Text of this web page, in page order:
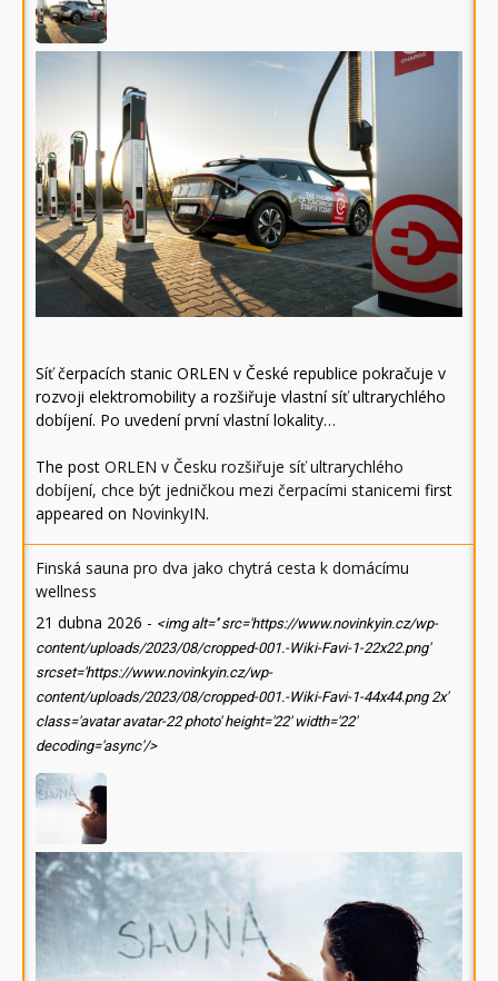
Síť čerpacích stanic ORLEN v České republice pokračuje v
rozvoji elektromobility a rozšiřuje vlastní síť ultrarychlého
dobíjení. Po uvedení první vlastní lokality…
The post ORLEN v Česku rozšiřuje síť ultrarychlého
dobíjení, chce být jedničkou mezi čerpacími stanicemi first
appeared on NovinkyIN.
Finská sauna pro dva jako chytrá cesta k domácímu
wellness
21 dubna 2026 - <img alt='' src='https://www.novinkyin.cz/wp-
content/uploads/2023/08/cropped-001.-Wiki-Favi-1-22x22.png'
srcset='https://www.novinkyin.cz/wp-
content/uploads/2023/08/cropped-001.-Wiki-Favi-1-44x44.png 2x'
class='avatar avatar-22 photo' height='22' width='22'
decoding='async'/>